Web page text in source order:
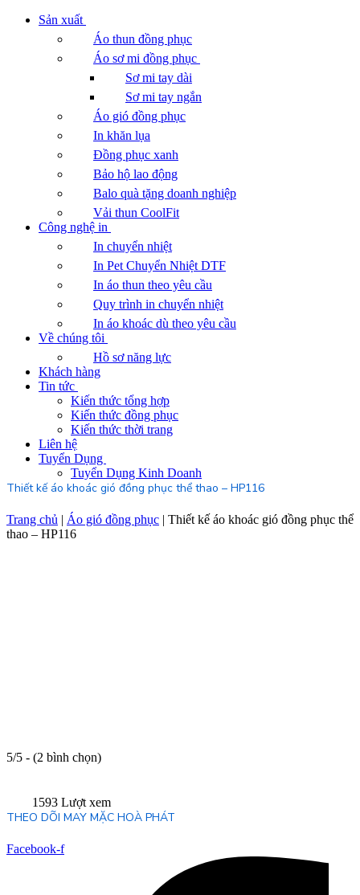
Sản xuất
Áo thun đồng phục
Áo sơ mi đồng phục
Sơ mi tay dài
Sơ mi tay ngắn
Áo gió đồng phục
In khăn lụa
Đồng phục xanh
Bảo hộ lao động
Balo quà tặng doanh nghiệp
Vải thun CoolFit
Công nghệ in
In chuyển nhiệt
In Pet Chuyển Nhiệt DTF
In áo thun theo yêu cầu
Quy trình in chuyển nhiệt
In áo khoác dù theo yêu cầu
Về chúng tôi
Hồ sơ năng lực
Khách hàng
Tin tức
Kiến thức tổng hợp
Kiến thức đồng phục
Kiến thức thời trang
Liên hệ
Tuyển Dụng
Tuyển Dụng Kinh Doanh
Thiết kế áo khoác gió đồng phục thể thao – HP116
Trang chủ | Áo gió đồng phục | Thiết kế áo khoác gió đồng phục thể
thao – HP116
5/5 - (2 bình chọn)
1593 Lượt xem
THEO DÕI MAY MẶC HOÀ PHÁT
Facebook-f